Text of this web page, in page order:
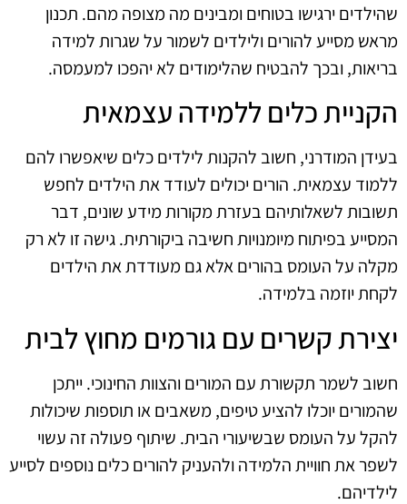
שהילדים ירגישו בטוחים ומבינים מה מצופה מהם. תכנון
מראש מסייע להורים ולילדים לשמור על שגרות למידה
בריאות, ובכך להבטיח שהלימודים לא יהפכו למעמסה.
הקניית כלים ללמידה עצמאית
בעידן המודרני, חשוב להקנות לילדים כלים שיאפשרו להם
ללמוד עצמאית. הורים יכולים לעודד את הילדים לחפש
תשובות לשאלותיהם בעזרת מקורות מידע שונים, דבר
המסייע בפיתוח מיומנויות חשיבה ביקורתית. גישה זו לא רק
מקלה על העומס בהורים אלא גם מעודדת את הילדים
לקחת יוזמה בלמידה.
יצירת קשרים עם גורמים מחוץ לבית
חשוב לשמר תקשורת עם המורים והצוות החינוכי. ייתכן
שהמורים יוכלו להציע טיפים, משאבים או תוספות שיכולות
להקל על העומס שבשיעורי הבית. שיתוף פעולה זה עשוי
לשפר את חוויית הלמידה ולהעניק להורים כלים נוספים לסייע
לילדיהם.